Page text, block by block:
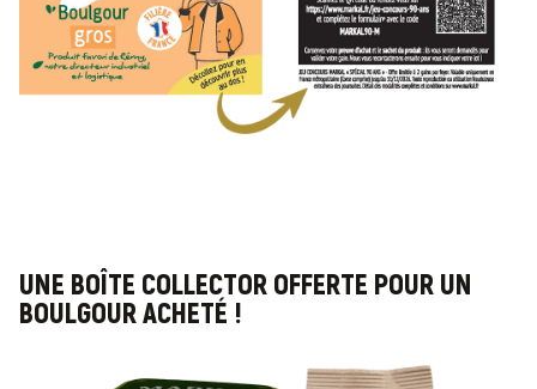
UNE BOÎTE COLLECTOR OFFERTE POUR UN
BOULGOUR ACHETÉ !